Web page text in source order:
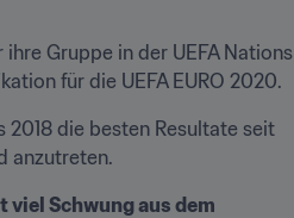
Gruppe in der UEFA Nations
für die UEFA EURO 2020.
die besten Resultate seit
anzutreten.
viel Schwung aus dem